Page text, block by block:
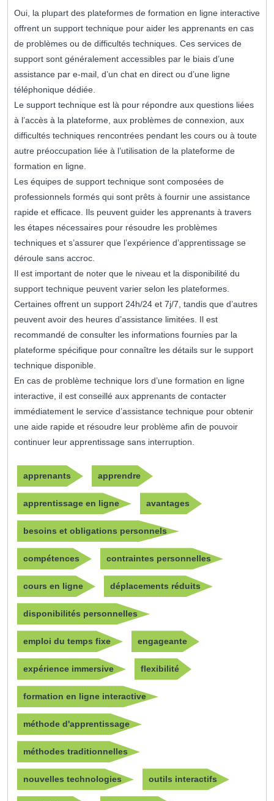
Oui, la plupart des plateformes de formation en ligne interactive
offrent un support technique pour aider les apprenants en cas
de problèmes ou de difficultés techniques. Ces services de
support sont généralement accessibles par le biais d’une
assistance par e-mail, d’un chat en direct ou d’une ligne
téléphonique dédiée.
Le support technique est là pour répondre aux questions liées
à l’accès à la plateforme, aux problèmes de connexion, aux
difficultés techniques rencontrées pendant les cours ou à toute
autre préoccupation liée à l’utilisation de la plateforme de
formation en ligne.
Les équipes de support technique sont composées de
professionnels formés qui sont prêts à fournir une assistance
rapide et efficace. Ils peuvent guider les apprenants à travers
les étapes nécessaires pour résoudre les problèmes
techniques et s’assurer que l’expérience d’apprentissage se
déroule sans accroc.
Il est important de noter que le niveau et la disponibilité du
support technique peuvent varier selon les plateformes.
Certaines offrent un support 24h/24 et 7j/7, tandis que d’autres
peuvent avoir des heures d’assistance limitées. Il est
recommandé de consulter les informations fournies par la
plateforme spécifique pour connaître les détails sur le support
technique disponible.
En cas de problème technique lors d’une formation en ligne
interactive, il est conseillé aux apprenants de contacter
immédiatement le service d’assistance technique pour obtenir
une aide rapide et résoudre leur problème afin de pouvoir
continuer leur apprentissage sans interruption.
apprenants apprendre
apprentissage en ligne avantages
besoins et obligations personnels
compétences contraintes personnelles
cours en ligne déplacements réduits
disponibilités personnelles
emploi du temps fixe engageante
expérience immersive flexibilité
formation en ligne interactive
méthode d'apprentissage
méthodes traditionnelles
nouvelles technologies outils interactifs